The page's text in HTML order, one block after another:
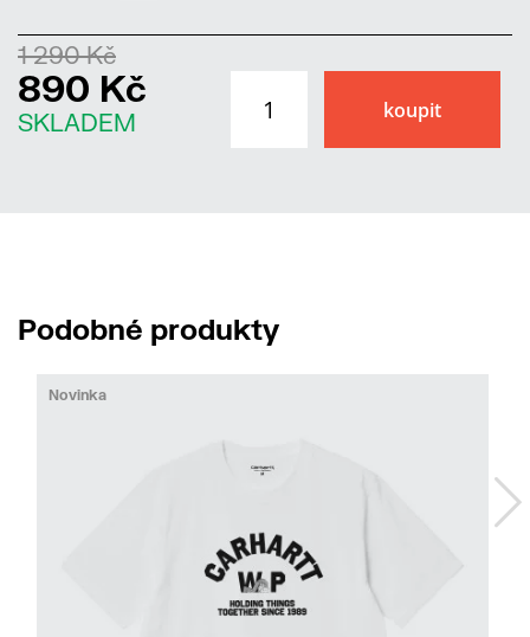
1 290 Kč
890 Kč
SKLADEM
Podobné produkty
Novinka